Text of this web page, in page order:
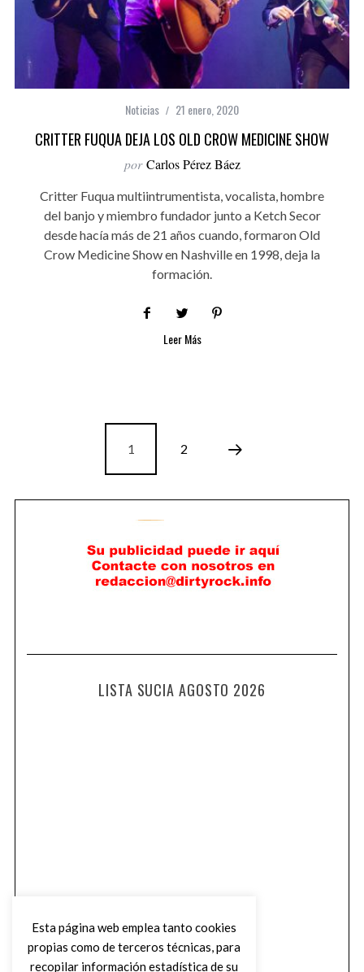
Noticias 21 enero, 2020
CRITTER FUQUA DEJA LOS OLD CROW MEDICINE SHOW
por Carlos Pérez Báez
Critter Fuqua multiintrumentista, vocalista, hombre
del banjo y miembro fundador junto a Ketch Secor
desde hacía más de 21 años cuando, formaron Old
Crow Medicine Show en Nashville en 1998, deja la
formación.
Leer Más
1 2
LISTA SUCIA AGOSTO 2026
Esta página web emplea tanto cookies
propias como de terceros técnicas, para
recopilar información estadística de su